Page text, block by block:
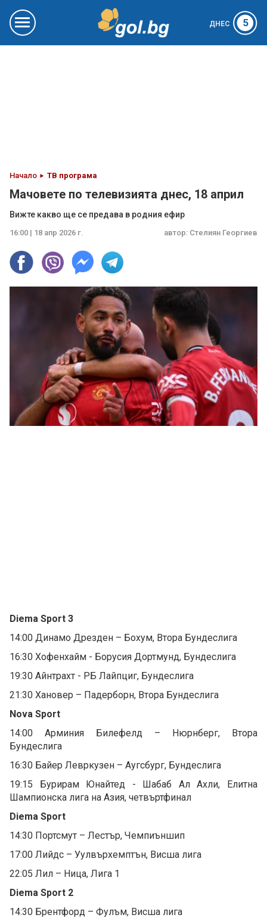
ДНЕС 5
Начало ТВ програма
Мачовете по телевизията днес, 18 април
Вижте какво ще се предава в родния ефир
16:00 | 18 апр 2026 г. автор: Стелиян Георгиев
Diema Sport 3
14:00 Динамо Дрезден – Бохум, Втора Бундеслига
16:30 Хофенхайм - Борусия Дортмунд, Бундеслига
19:30 Айнтрахт - РБ Лайпциг, Бундеслига
21:30 Хановер – Падерборн, Втора Бундеслига
Nova Sport
14:00 Арминия Билефелд – Нюрнберг, Втора
Бундеслига
16:30 Байер Левркузен – Аугсбург, Бундеслига
19:15 Бурирам Юнайтед - Шабаб Ал Ахли, Елитна
Шампионска лига на Азия, четвъртфинал
Diema Sport
14:30 Портсмут – Лестър, Чемпиъншип
17:00 Лийдс – Уулвърхемптън, Висша лига
22:05 Лил – Ница, Лига 1
Diema Sport 2
14:30 Брентфорд – Фулъм, Висша лига